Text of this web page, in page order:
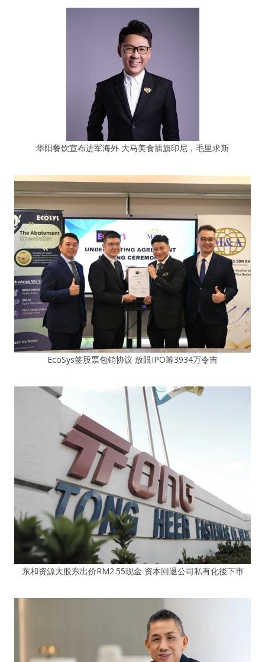
华阳餐饮宣布进军海外 大马美食插旗印尼，毛里求斯
EcoSys签股票包销协议 放眼IPO筹3934万令吉
东和资源大股东出价RM2.55现金 资本回退公司私有化後下市